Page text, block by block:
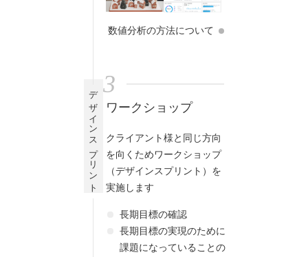
数値分析の方法について
デザインスプリント
3
ワークショップ
クライアント様と同じ方向
を向くためワークショップ
（デザインスプリント）を
実施します
長期目標の確認
長期目標の実現のために
課題になっていることの